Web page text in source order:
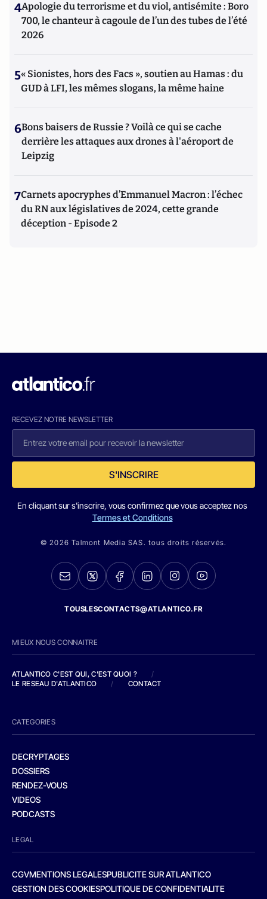
4Apologie du terrorisme et du viol, antisémite : Boro
700, le chanteur à cagoule de l’un des tubes de l’été
2026
5« Sionistes, hors des Facs », soutien au Hamas : du
GUD à LFI, les mêmes slogans, la même haine
6Bons baisers de Russie ? Voilà ce qui se cache
derrière les attaques aux drones à l'aéroport de
Leipzig
7Carnets apocryphes d’Emmanuel Macron : l’échec
du RN aux législatives de 2024, cette grande
déception - Episode 2
RECEVEZ NOTRE NEWSLETTER
S'INSCRIRE
En cliquant sur s'inscrire, vous confirmez que vous acceptez nos
Termes et Conditions
© 2026 Talmont Media SAS. tous droits réservés.
TOUSLESCONTACTS@ATLANTICO.FR
MIEUX NOUS CONNAITRE
ATLANTICO C'EST QUI, C'EST QUOI ?
/
LE RESEAU D'ATLANTICO
/ CONTACT
CATEGORIES
DECRYPTAGES
DOSSIERS
RENDEZ-VOUS
VIDEOS
PODCASTS
LEGAL
CGVMENTIONS LEGALESPUBLICITE SUR ATLANTICO
GESTION DES COOKIESPOLITIQUE DE CONFIDENTIALITE